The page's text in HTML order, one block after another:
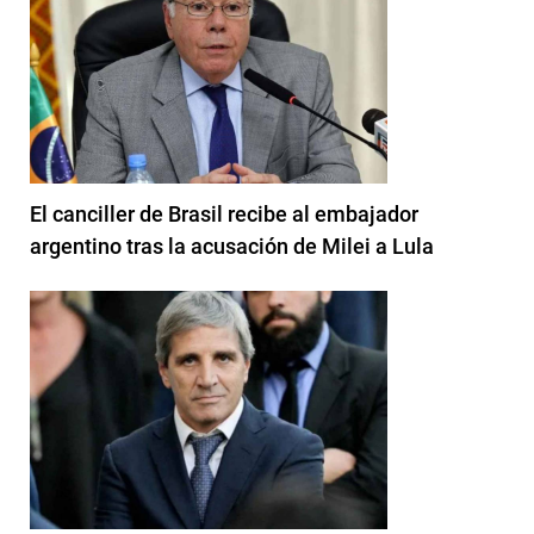
El canciller de Brasil recibe al embajador
argentino tras la acusación de Milei a Lula